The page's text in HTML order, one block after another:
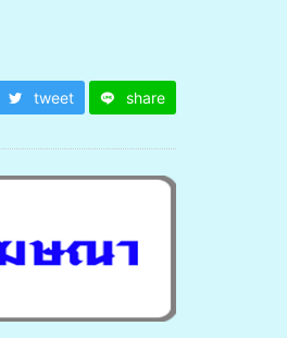
tweet share